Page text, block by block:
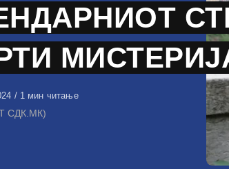
1 мин читање
СДК.МК)